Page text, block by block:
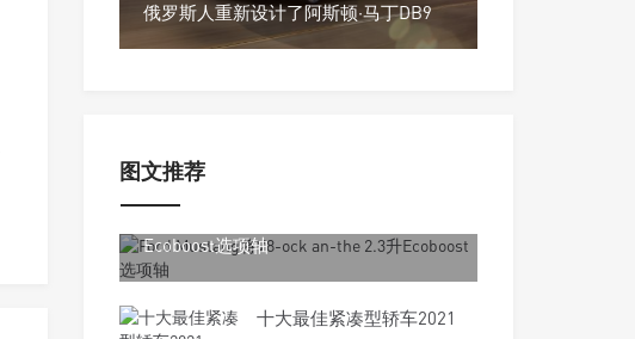
俄罗斯人重新设计了阿斯顿·马丁DB9
图文推荐
Ecoboost选项轴
十大最佳紧凑型轿车2021